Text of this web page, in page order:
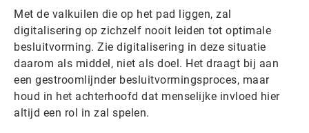
Met de valkuilen die op het pad liggen, zal
digitalisering op zichzelf nooit leiden tot optimale
besluitvorming. Zie digitalisering in deze situatie
daarom als middel, niet als doel. Het draagt bij aan
een gestroomlijnder besluitvormingsproces, maar
houd in het achterhoofd dat menselijke invloed hier
altijd een rol in zal spelen.